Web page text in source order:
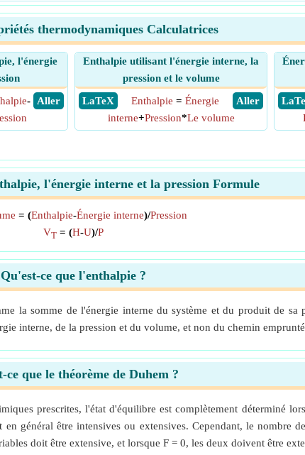
thermodynamiques Calculatrices
l'énergie
​ Aller
-
Enthalpie utilisant l'énergie interne, la
pression et le volume
​ LaTeX
​ Aller
Enthalpie = Énergie
interne+Pression*Le volume
l'énergie interne et la pression Formule
= (Enthalpie-Énergie interne)/Pression
VT= (H-U)/P
Qu'est-ce que l'enthalpie ?
la somme de l'énergie interne du système et du produit de sa
interne, de la pression et du volume, et non du chemin
ce que le théorème de Duhem ?
prescrites, l'état d'équilibre est complètement déterminé
général être intensives ou extensives. Cependant, le nombre
doit être extensive, et lorsque F = 0, les deux doivent être